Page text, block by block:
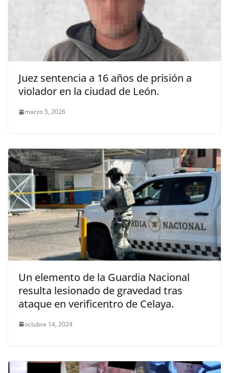
Juez sentencia a 16 años de prisión a
violador en la ciudad de León.
marzo 5, 2026
Un elemento de la Guardia Nacional
resulta lesionado de gravedad tras
ataque en verificentro de Celaya.
octubre 14, 2024